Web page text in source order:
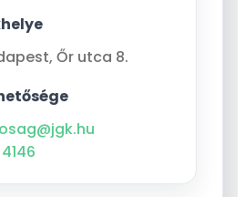
, Őr utca 8.